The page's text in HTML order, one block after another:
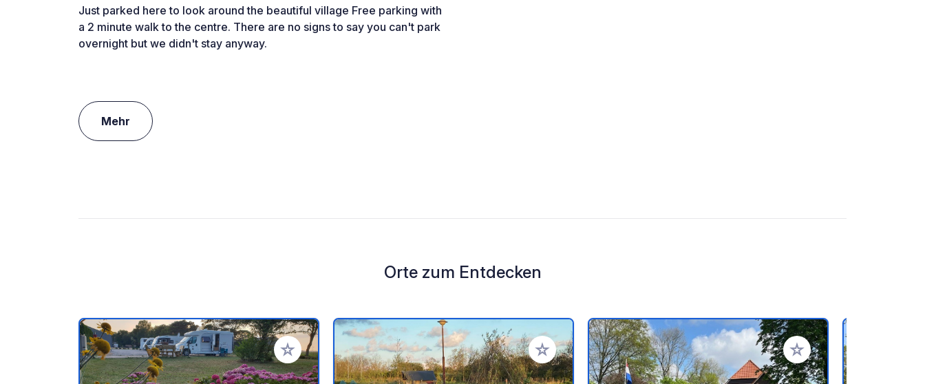
Just parked here to look around the beautiful village Free parking with
a 2 minute walk to the centre. There are no signs to say you can't park
overnight but we didn't stay anyway.
Mehr
Orte zum Entdecken
Zu Ihren Favoriten hinzufügen Zu Ihren Favoriten hinzufügen Zu Ihren Favoriten